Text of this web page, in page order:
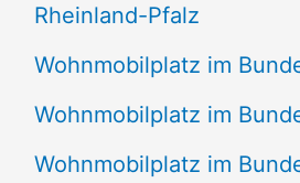
Rheinland-Pfalz
Wohnmobilplatz im
Wohnmobilplatz im
Wohnmobilplatz im